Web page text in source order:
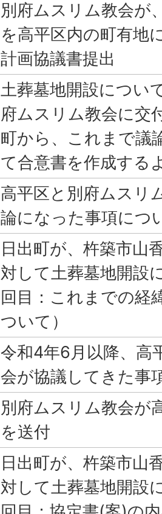
別府ムスリム教会が
を高平区内の町有地
計画協議書提出
土葬墓地開設につい
府ムスリム教会に交
町から、これまで議
て合意書を作成する
高平区と別府ムスリ
論になった事項につ
日出町が、杵築市山
対して土葬墓地開設
回目：これまでの経
ついて）
令和4年6月以降、高
会が協議してきた事
別府ムスリム教会が
を送付
日出町が、杵築市山
対して土葬墓地開設